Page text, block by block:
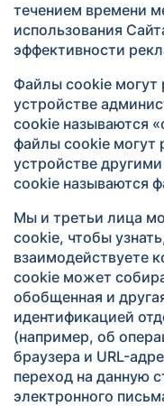
течением времени
использования
эффективности
Файлы cookie могут
устройстве
cookie называются
файлы cookie могут
устройстве
cookie называются
Мы и третьи лица
cookie, чтобы
взаимодействуете
cookie может
обобщенная и
идентификацией
(например, об
браузера и URL-
переход на данную
электронного